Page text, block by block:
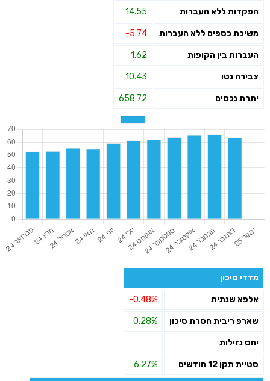
הפקדות ללא העברות 14.55
משיכת כספים ללא העברות -5.74
העברות בין הקופות 1.62
צבירה נטו 10.43
יתרת נכסים 658.72
מדדי סיכון
אלפא שנתית -0.48%
שארפ ריבית חסרת סיכון 0.28%
יחס נזילות
סטיית תקן 12 חודשים 6.27%